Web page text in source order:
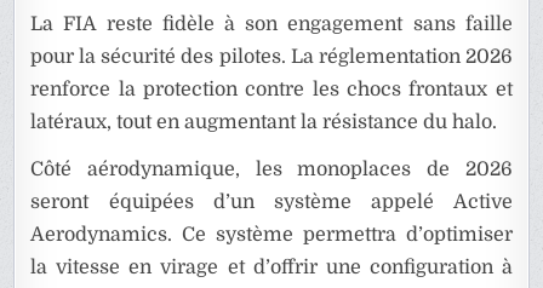
La FIA reste fidèle à son engagement sans faille
pour la sécurité des pilotes. La réglementation 2026
renforce la protection contre les chocs frontaux et
latéraux, tout en augmentant la résistance du halo.
Côté aérodynamique, les monoplaces de 2026
seront équipées d’un système appelé Active
Aerodynamics. Ce système permettra d’optimiser
la vitesse en virage et d’offrir une configuration à